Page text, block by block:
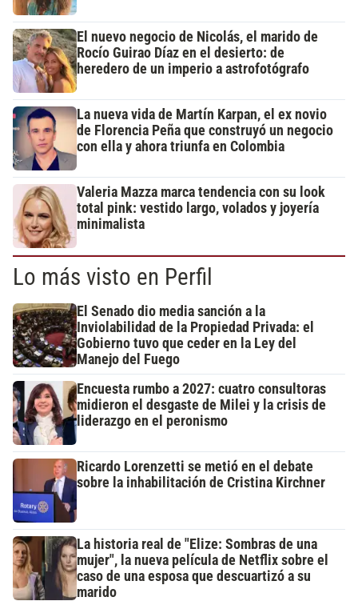
El nuevo negocio de Nicolás, el marido de
Rocío Guirao Díaz en el desierto: de
heredero de un imperio a astrofotógrafo
La nueva vida de Martín Karpan, el ex novio
de Florencia Peña que construyó un negocio
con ella y ahora triunfa en Colombia
Valeria Mazza marca tendencia con su look
total pink: vestido largo, volados y joyería
minimalista
Lo más visto en Perfil
El Senado dio media sanción a la
Inviolabilidad de la Propiedad Privada: el
Gobierno tuvo que ceder en la Ley del
Manejo del Fuego
Encuesta rumbo a 2027: cuatro consultoras
midieron el desgaste de Milei y la crisis de
liderazgo en el peronismo
Ricardo Lorenzetti se metió en el debate
sobre la inhabilitación de Cristina Kirchner
La historia real de "Elize: Sombras de una
mujer", la nueva película de Netflix sobre el
caso de una esposa que descuartizó a su
marido